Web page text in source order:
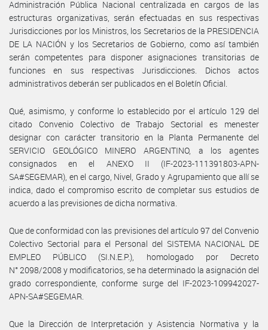
Administración Pública Nacional centralizada en cargos de las
estructuras organizativas, serán efectuadas en sus respectivas
Jurisdicciones por los Ministros, los Secretarios de la PRESIDENCIA
DE LA NACIÓN y los Secretarios de Gobierno, como así también
serán competentes para disponer asignaciones transitorias de
funciones en sus respectivas Jurisdicciones. Dichos actos
administrativos deberán ser publicados en el Boletín Oficial.
Qué, asimismo, y conforme lo establecido por el artículo 129 del
citado Convenio Colectivo de Trabajo Sectorial es menester
designar con carácter transitorio en la Planta Permanente del
SERVICIO GEOLÓGICO MINERO ARGENTINO, a los agentes
consignados en el ANEXO II (IF-2023-111391803-APN-
SA#SEGEMAR), en el cargo, Nivel, Grado y Agrupamiento que allí se
indica, dado el compromiso escrito de completar sus estudios de
acuerdo a las previsiones de dicha normativa.
Que de conformidad con las previsiones del artículo 97 del Convenio
Colectivo Sectorial para el Personal del SISTEMA NACIONAL DE
EMPLEO PÚBLICO (SI.N.E.P.), homologado por Decreto
N° 2098/2008 y modificatorios, se ha determinado la asignación del
grado correspondiente, conforme surge del IF-2023-109942027-
APN-SA#SEGEMAR.
Que la Dirección de Interpretación y Asistencia Normativa y la